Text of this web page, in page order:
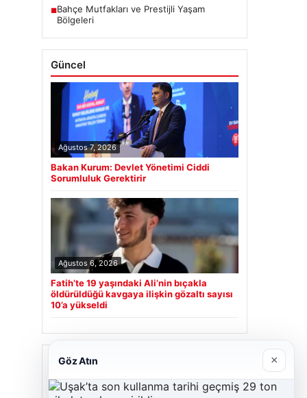
■Bahçe Mutfakları ve Prestijli Yaşam
Bölgeleri
Güncel
Ağustos 7, 2026
Bakan Kurum: Devlet Yönetimi Ciddi
Sorumluluk Gerektirir
Ağustos 6, 2026
Fatih’te 19 yaşındaki Ali’nin bıçakla
öldürüldüğü kavgaya ilişkin gözaltı sayısı
10’a yükseldi
Son Eklenen Firmalar
Hastaş Beton
Göz Atın ×